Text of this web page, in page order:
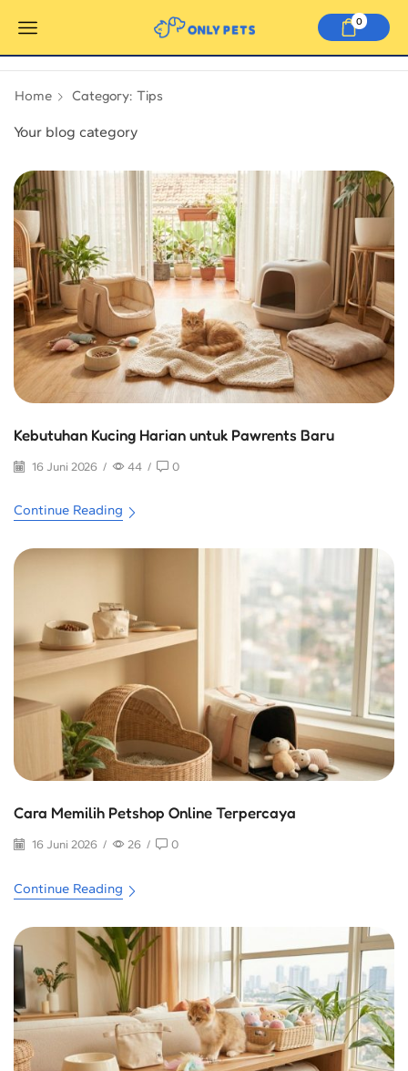
0
Home Category: Tips
Your blog category
Kebutuhan Kucing Harian untuk Pawrents Baru
16 Juni 2026 / 44 / 0
Continue Reading
Cara Memilih Petshop Online Terpercaya
16 Juni 2026 / 26 / 0
Continue Reading